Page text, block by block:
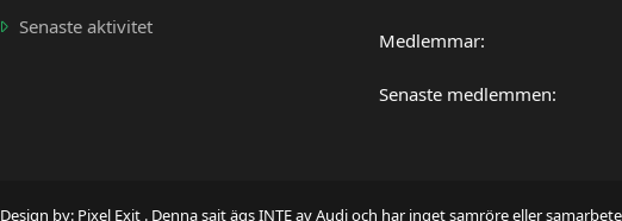
Senaste aktivitet
Medlemmar
Senaste medlemmen
Design by: Pixel Exit . Denna sajt ägs INTE av Audi och har inget samröre eller